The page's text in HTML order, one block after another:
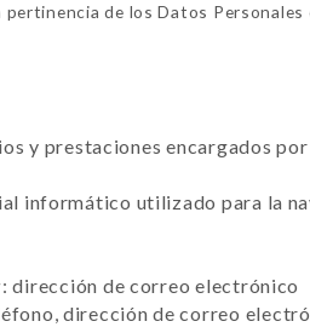
de los Datos Personales
y prestaciones encargados
informático utilizado para la
: dirección de correo electrónico
dirección de correo